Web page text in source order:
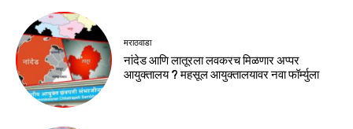
मराठवाडा
नांदेड आणि लातूरला लवकरच मिळणार अप्पर
आयुक्तालय ? महसूल आयुक्तालयावर नवा फॉर्म्युला